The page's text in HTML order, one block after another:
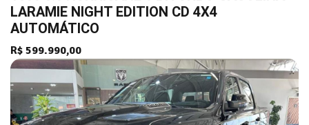
LARAMIE NIGHT EDITION CD 4X4
AUTOMÁTICO
R$ 599.990,00